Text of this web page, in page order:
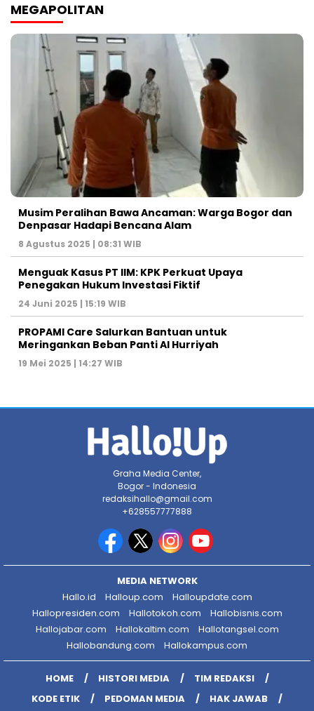
MEGAPOLITAN
Musim Peralihan Bawa Ancaman: Warga Bogor dan
Denpasar Hadapi Bencana Alam
8 Agustus 2025 | 08:31 WIB
Menguak Kasus PT IIM: KPK Perkuat Upaya
Penegakan Hukum Investasi Fiktif
24 Juni 2025 | 15:19 WIB
PROPAMI Care Salurkan Bantuan untuk
Meringankan Beban Panti Al Hurriyah
19 Mei 2025 | 14:27 WIB
Graha Media Center,
Bogor - Indonesia
redaksihallo@gmail.com
+628557777888
MEDIA NETWORK
Hallo.id
Halloup.com
Halloupdate.com
Hallopresiden.com
Hallotokoh.com
Hallobisnis.com
Hallojabar.com
Hallokaltim.com
Hallotangsel.com
Hallobandung.com
Hallokampus.com
HOME HISTORI MEDIA
TIM REDAKSI
KODE ETIK
PEDOMAN MEDIA
HAK JAWAB